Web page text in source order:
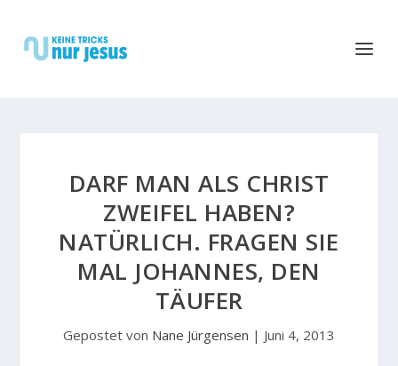
DARF MAN ALS CHRIST
ZWEIFEL HABEN?
NATÜRLICH. FRAGEN SIE
MAL JOHANNES, DEN
TÄUFER
Gepostet von Nane Jürgensen | Juni 4, 2013